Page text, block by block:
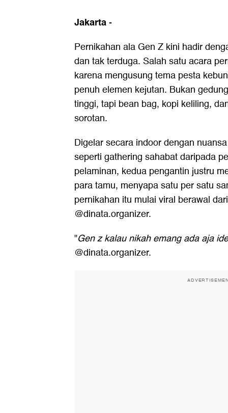
Jakarta-
Pernikahan ala Gen Z kini hadir
dan tak terduga. Salah satu acara
karena mengusung tema pesta
penuh elemen kejutan. Bukan
tinggi, tapi bean bag, kopi keliling,
sorotan.
Digelar secara indoor dengan
seperti gathering sahabat daripada
pelaminan, kedua pengantin justru
para tamu, menyapa satu per satu
pernikahan itu mulai viral berawal
@dinata.organizer.
"Gen z kalau nikah emang ada aja
@dinata.organizer.